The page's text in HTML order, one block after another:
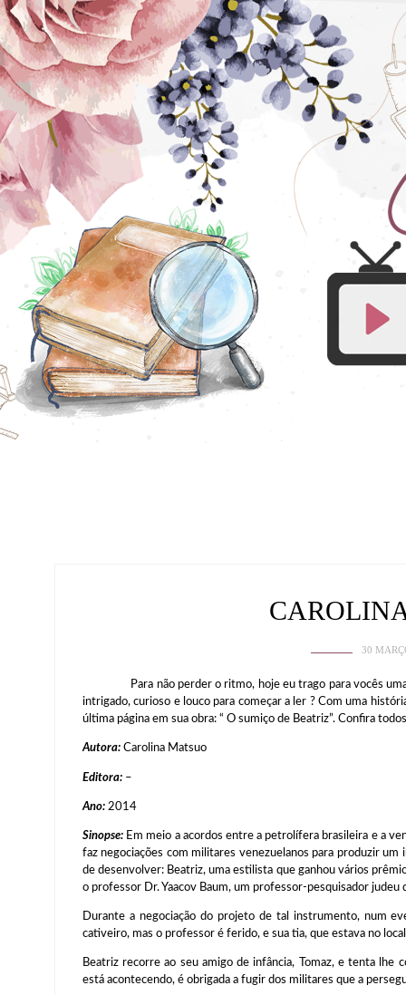
30
Para não perder o ritmo, hoje eu trago para vocês uma
intrigado, curioso e louco para começar a ler ? Com uma
última página em sua obra: “ O sumiço de Beatriz”. Confira
Autora: Carolina Matsuo
Editora: –
Ano: 2014
Sinopse: Em meio a acordos entre a petrolífera brasileira e a
faz negociações com militares venezuelanos para produzir um
de desenvolver: Beatriz, uma estilista que ganhou vários
o professor Dr. Yaacov Baum, um professor-pesquisador judeu
Durante a negociação do projeto de tal instrumento, num
cativeiro, mas o professor é ferido, e sua tia, que estava no
Beatriz recorre ao seu amigo de infância, Tomaz, e tenta
está acontecendo, é obrigada a fugir dos militares que a